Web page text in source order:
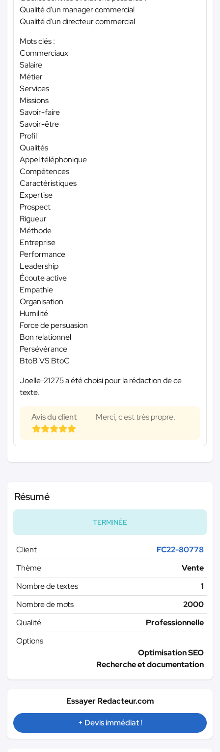
Qualité d'un manager commercial
Qualité d'un directeur commercial
Mots clés :
Commerciaux
Salaire
Métier
Services
Missions
Savoir-faire
Savoir-être
Profil
Qualités
Appel téléphonique
Compétences
Caractéristiques
Expertise
Prospect
Rigueur
Méthode
Entreprise
Performance
Leadership
Écoute active
Empathie
Organisation
Humilité
Force de persuasion
Bon relationnel
Persévérance
BtoB VS BtoC
Joelle-21275 a été choisi pour la rédaction de ce
texte.
Avis du client Merci, c'est très propre.
Résumé
TERMINÉE
Client
FC22-80778
Thème
Vente
Nombre de textes
1
Nombre de mots
2000
Qualité
Professionnelle
Options
Optimisation SEO
Recherche et documentation
Essayer Redacteur.com
+ Devis immédiat !